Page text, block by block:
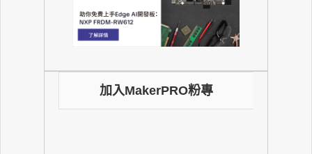
加入MakerPRO粉專